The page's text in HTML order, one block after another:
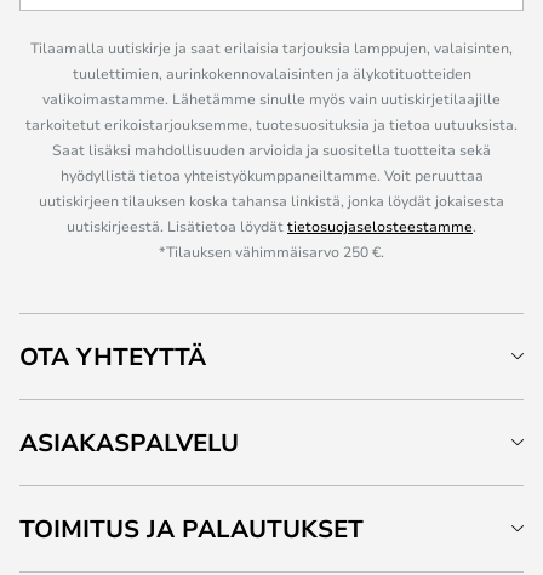
Tilaamalla uutiskirje ja saat erilaisia tarjouksia lamppujen, valaisinten,
tuulettimien, aurinkokennovalaisinten ja älykotituotteiden
valikoimastamme. Lähetämme sinulle myös vain uutiskirjetilaajille
tarkoitetut erikoistarjouksemme, tuotesuosituksia ja tietoa uutuuksista.
Saat lisäksi mahdollisuuden arvioida ja suositella tuotteita sekä
hyödyllistä tietoa yhteistyökumppaneiltamme. Voit peruuttaa
uutiskirjeen tilauksen koska tahansa linkistä, jonka löydät jokaisesta
uutiskirjeestä. Lisätietoa löydättietosuojaselosteestamme.
*Tilauksen vähimmäisarvo 250 €.
OTA YHTEYTTÄ
ASIAKASPALVELU
TOIMITUS JA PALAUTUKSET